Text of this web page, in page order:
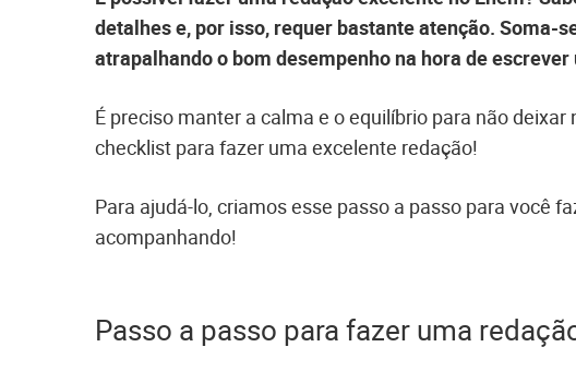
detalhes e, por isso, requer bastante atenção. Soma-
atrapalhando o bom desempenho na hora de escrever
É preciso manter a calma e o equilíbrio para não
checklist para fazer uma excelente redação!
Para ajudá-lo, criamos esse passo a passo para você
acompanhando!
Passo a passo para fazer uma